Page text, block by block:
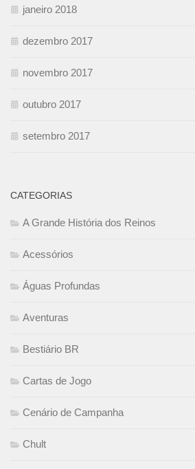
janeiro 2018
dezembro 2017
novembro 2017
outubro 2017
setembro 2017
CATEGORIAS
A Grande História dos Reinos
Acessórios
Águas Profundas
Aventuras
Bestiário BR
Cartas de Jogo
Cenário de Campanha
Chult